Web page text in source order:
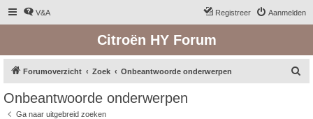
V&A Aanmelden
Registreer
Citroën HY Forum
Forumoverzicht Zoek Onbeantwoorde onderwerpen
Onbeantwoorde onderwerpen
Ga naar uitgebreid zoeken